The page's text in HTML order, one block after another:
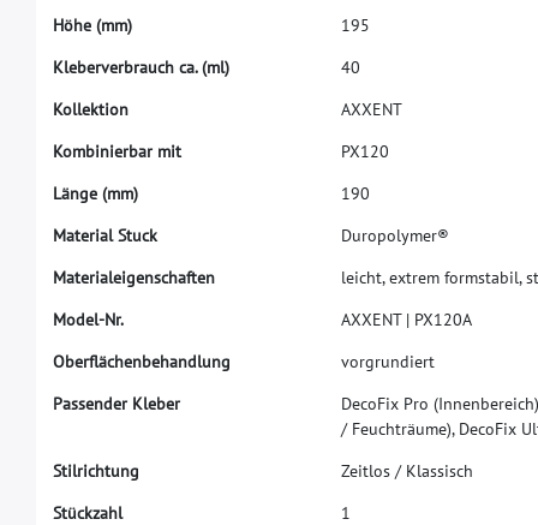
Höhe (mm) 195
Kleberverbrauch ca. (ml) 40
Kollektion AXXENT
Kombinierbar mit PX120
Länge (mm) 190
Material Stuck Duropolymer®
Materialeigenschaften leicht, extrem formstabil, st
Model-Nr. AXXENT | PX120A
Oberfächenbehandlung vorgrundiert
Passender Kleber DecoFix Pro (Innenbereich)
/ Feuchträume), DecoFix Ul
Stilrichtung Zeitlos / Klassisch
Stückzahl
1